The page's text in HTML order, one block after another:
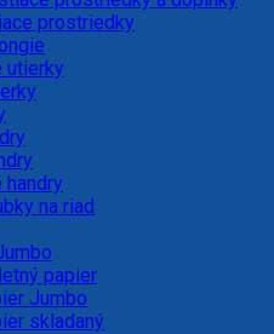
prostriedky
utierky
na riad
papier
Jumbo
skladaný